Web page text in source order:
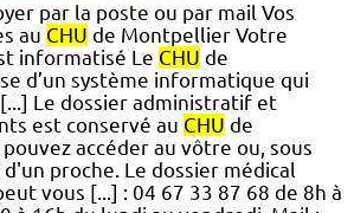
par la poste ou par mail Vos
au CHU de Montpellier Votre
informatisé Le CHU de
d’un système informatique qui
Le dossier administratif et
est conservé au CHU de
accéder au vôtre ou, sous
proche. Le dossier médical
vous [...] : 04 67 33 87 68 de 8h à